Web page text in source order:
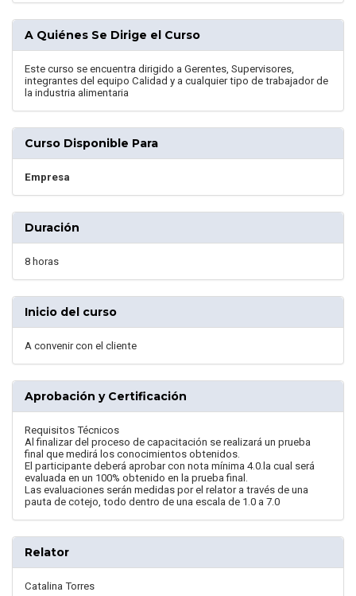
A Quiénes Se Dirige el Curso
Este curso se encuentra dirigido a Gerentes, Supervisores,
integrantes del equipo Calidad y a cualquier tipo de trabajador de
la industria alimentaria
Curso Disponible Para
Empresa
Duración
8 horas
Inicio del curso
A convenir con el cliente
Aprobación y Certificación
Requisitos Técnicos
Al finalizar del proceso de capacitación se realizará un prueba
final que medirá los conocimientos obtenidos.
El participante deberá aprobar con nota mínima 4.0.la cual será
evaluada en un 100% obtenido en la prueba final.
Las evaluaciones serán medidas por el relator a través de una
pauta de cotejo, todo dentro de una escala de 1.0 a 7.0
Relator
Catalina Torres